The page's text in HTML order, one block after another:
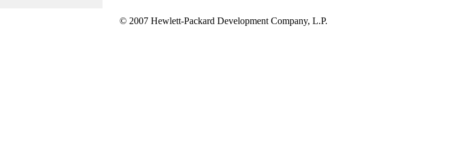
© 2007 Hewlett-Packard Development Company, L.P.